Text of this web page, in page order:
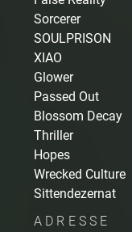
Sorcerer
SOULPRISON
XIAO
Glower
Passed Out
Blossom Decay
Thriller
Hopes
Wrecked Culture
Sittendezernat
ADRESSE